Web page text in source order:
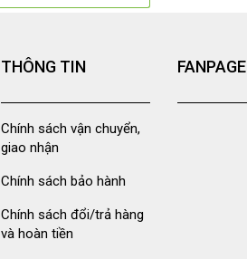
THÔNG TIN
Chính sách vận chuyển,
giao nhận
Chính sách bảo hành
Chính sách đổi/trả hàng
và hoàn tiền
FANPAGE